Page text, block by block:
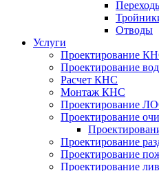
Отводы
Услуги
Проектирование
Проектирование
Расчет КНС
Монтаж КНС
Проектирование
Проектирование
Проектирование
Проектирование
Проектирование